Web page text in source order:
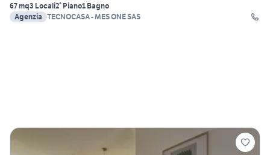
67 mq3 Locali2° Piano1 Bagno
Agenzia TECNOCASA - MES ONE SAS